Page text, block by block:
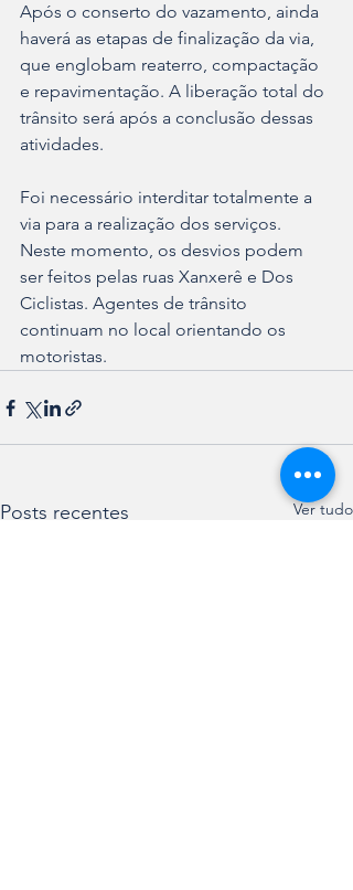
Após o conserto do vazamento, ainda
haverá as etapas de finalização da via,
que englobam reaterro, compactação
e repavimentação. A liberação total do
trânsito será após a conclusão dessas
atividades.
Foi necessário interditar totalmente a
via para a realização dos serviços.
Neste momento, os desvios podem
ser feitos pelas ruas Xanxerê e Dos
Ciclistas. Agentes de trânsito
continuam no local orientando os
motoristas.
Posts recentes Ver tudo